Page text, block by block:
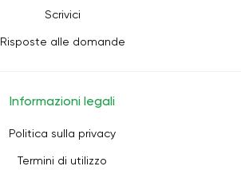
Scrivici
Risposte alle domande
Informazioni legali
Politica sulla privacy
Termini di utilizzo